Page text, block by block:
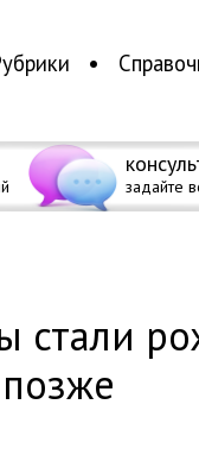
задайте